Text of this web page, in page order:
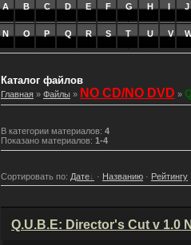
A B C D E F G H I J
N O P Q R S T U V
Каталог файлов
Главная » Файлы » NO CD/NO DVD »
В категории материалов: 4
Показано материалов: 1-4
Сортировать по: Дате · Названию · Рейтингу
Q.U.B.E: Director's Cut v 1.0